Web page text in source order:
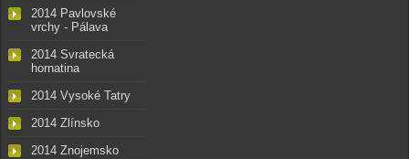
2014 Pavlovské
vrchy - Pálava
2014 Svratecká
hornatina
2014 Vysoké Tatry
2014 Zlínsko
2014 Znojemsko